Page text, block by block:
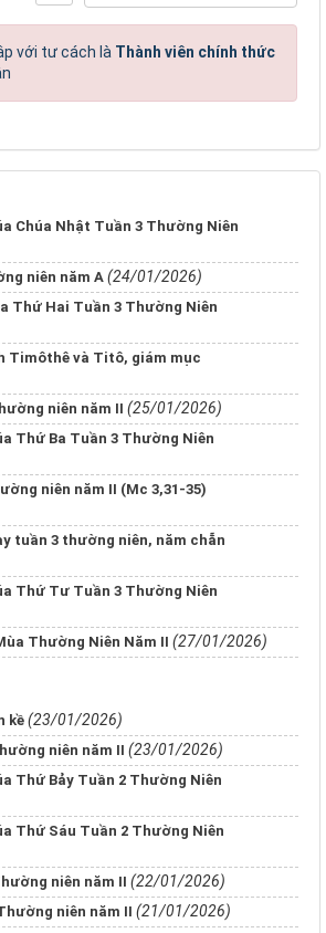
với tư cách là Thành viên chính thức
Chúa Nhật Tuần 3 Thường Niên
niên năm A (24/01/2026)
Thứ Hai Tuần 3 Thường Niên
Timôthê và Titô, giám mục
niên năm II (25/01/2026)
Thứ Ba Tuần 3 Thường Niên
niên năm II (Mc 3,31-35)
tuần 3 thường niên, năm chẵn
Thứ Tư Tuần 3 Thường Niên
Thường Niên Năm II (27/01/2026)
kề (23/01/2026)
niên năm II (23/01/2026)
Thứ Bảy Tuần 2 Thường Niên
Thứ Sáu Tuần 2 Thường Niên
niên năm II (22/01/2026)
niên năm II (21/01/2026)